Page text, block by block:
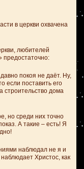
в церкви охвачена
любителей
предостаточно:
покоя не даёт. Ну,
если поставить его
строительство дома
но среди них точно
А такие – есть! Я
наблюдал не я и
Христос, как